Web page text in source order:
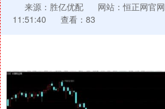
来源：胜亿优配 网站：恒正网官网
11:51:40
查看：83